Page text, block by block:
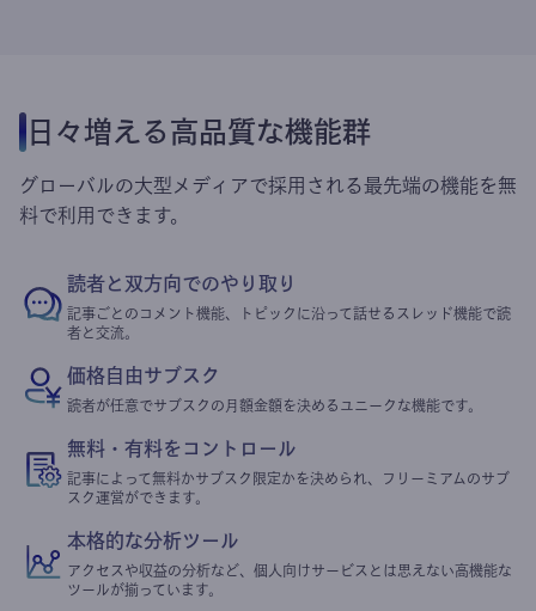
日々増える高品質な機能群
グローバルの大型メディアで採用される最先端の機能を無
料で利用できます。
読者と双方向でのやり取り
記事ごとのコメント機能、トピックに沿って話せるスレッド機能で読
者と交流。
価格自由サブスク
読者が任意でサブスクの月額金額を決めるユニークな機能です。
無料・有料をコントロール
記事によって無料かサブスク限定かを決められ、フリーミアムのサブ
スク運営ができます。
本格的な分析ツール
アクセスや収益の分析など、個人向けサービスとは思えない高機能な
ツールが揃っています。